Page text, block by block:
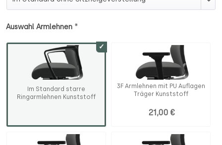
Auswahl Armlehnen *
Im Standard starre
Ringarmlehnen Kunststoff
3F Armlehnen mit PU Auflagen
Träger Kunststoff
21,00 €